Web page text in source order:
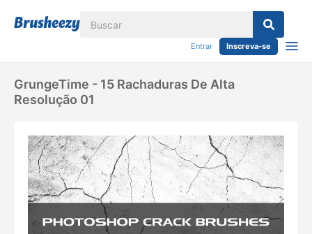
Entrar Inscreva-se
GrungeTime - 15 Rachaduras De Alta
Resolução 01